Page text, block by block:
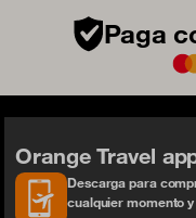
Paga
Orange Travel
Descarga para
cualquier momento